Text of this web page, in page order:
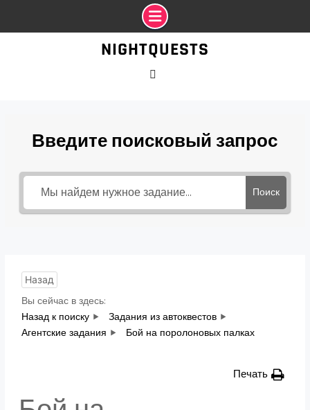
NIGHTQUESTS
Введите поисковый запрос
Поиск
Назад
Вы сейчас в здесь:
Назад к поиску
Задания из автоквестов
Агентские задания
Бой на поролоновых палках
Печать